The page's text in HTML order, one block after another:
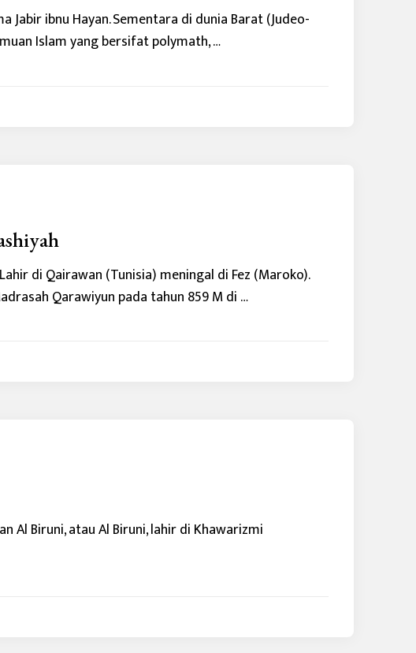
Jabir ibnu Hayan. Sementara di dunia Barat (Judeo-
Islam yang bersifat polymath, …
di Qairawan (Tunisia) meningal di Fez (Maroko).
Qarawiyun pada tahun 859 M di …
Al Biruni, atau Al Biruni, lahir di Khawarizmi